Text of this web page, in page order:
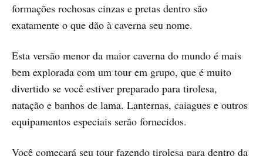
formações rochosas cinzas e pretas dentro são
exatamente o que dão à caverna seu nome.
Esta versão menor da maior caverna do mundo é mais
bem explorada com um tour em grupo, que é muito
divertido se você estiver preparado para tirolesa,
natação e banhos de lama. Lanternas, caiagues e outros
equipamentos especiais serão fornecidos.
Você começará seu tour fazendo tirolesa para dentro da